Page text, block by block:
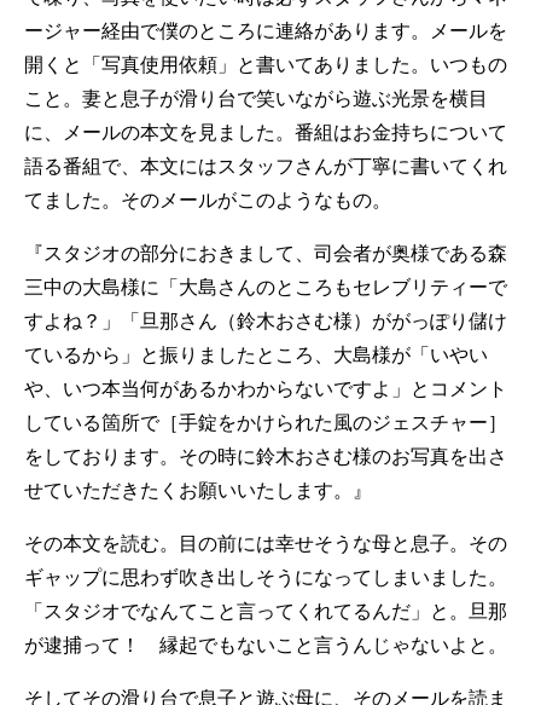
ージャー経由で僕のところに連絡があります。メールを
開くと「写真使用依頼」と書いてありました。いつもの
こと。妻と息子が滑り台で笑いながら遊ぶ光景を横目
に、メールの本文を見ました。番組はお金持ちについて
語る番組で、本文にはスタッフさんが丁寧に書いてくれ
てました。そのメールがこのようなもの。
『スタジオの部分におきまして、司会者が奥様である森
三中の大島様に「大島さんのところもセレブリティーで
すよね？」「旦那さん（鈴木おさむ様）ががっぽり儲け
ているから」と振りましたところ、大島様が「いやい
や、いつ本当何があるかわからないですよ」とコメント
している箇所で［手錠をかけられた風のジェスチャー］
をしております。その時に鈴木おさむ様のお写真を出さ
せていただきたくお願いいたします。』
その本文を読む。目の前には幸せそうな母と息子。その
ギャップに思わず吹き出しそうになってしまいました。
「スタジオでなんてこと言ってくれてるんだ」と。旦那
が逮捕って！ 縁起でもないこと言うんじゃないよと。
そしてその滑り台で息子と遊ぶ母に、そのメールを読ま